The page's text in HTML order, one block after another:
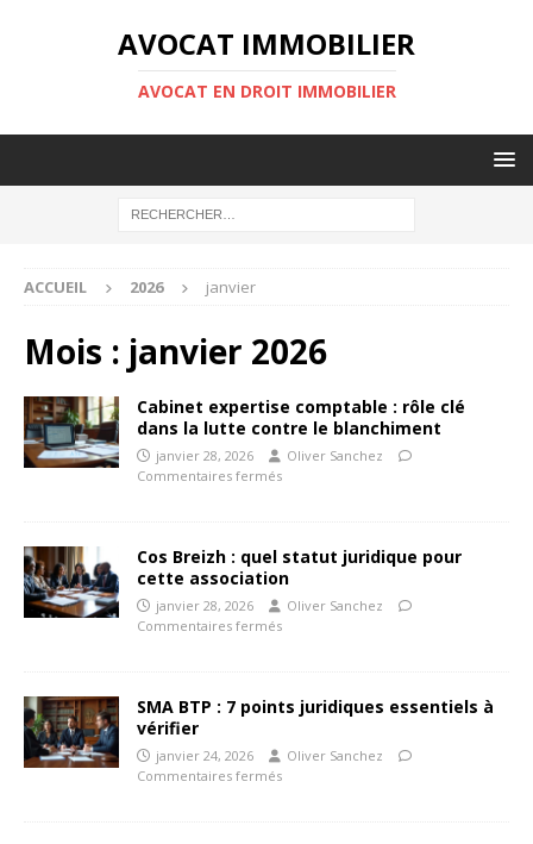
AVOCAT IMMOBILIER
AVOCAT EN DROIT IMMOBILIER
ACCUEIL 2026 janvier
Mois : janvier 2026
Cabinet expertise comptable : rôle clé
dans la lutte contre le blanchiment
janvier 28, 2026
Oliver Sanchez
Commentaires fermés
Cos Breizh : quel statut juridique pour
cette association
janvier 28, 2026
Oliver Sanchez
Commentaires fermés
SMA BTP : 7 points juridiques essentiels à
vérifier
janvier 24, 2026
Oliver Sanchez
Commentaires fermés